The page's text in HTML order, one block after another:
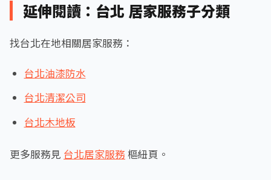
延伸閱讀：台北 居家服務子分類
找台北在地相關居家服務：
台北油漆防水
台北清潔公司
台北木地板
更多服務見 台北居家服務樞紐頁。